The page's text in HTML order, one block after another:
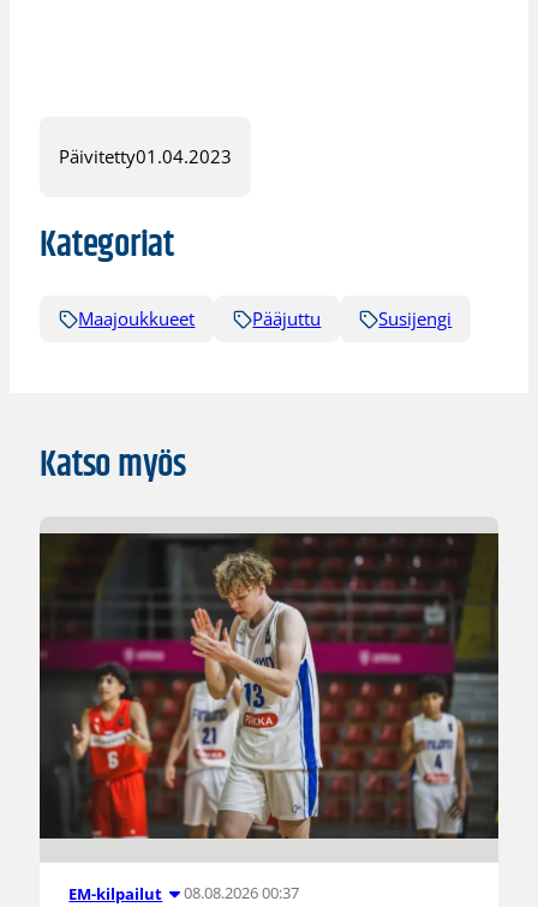
Päivitetty01.04.2023
Kategoriat
Maajoukkueet Pääjuttu Susijengi
Katso myös
EM-kilpailut 08.08.2026 00:37